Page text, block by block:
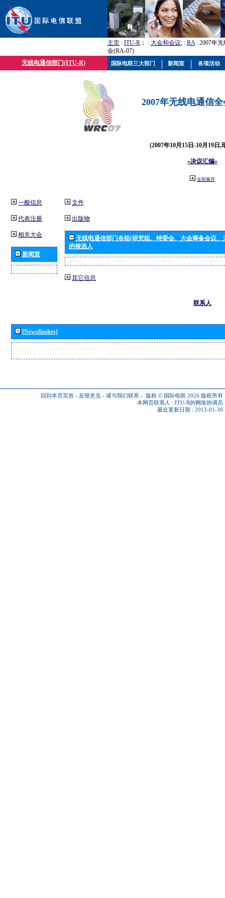
主页 : ITU-R ； : 大会和会议; : RA: 2007年
会(RA-07)
无线电通信部门(ITU-R)
2007年无线电通信
(2007年10月15日-10月19日,
«决议汇编»
全部展开
一般信息
代表注册
相关大会
新闻室
文件
出版物
无线电通信部门各组(研究组、特委会、大会筹备会议
的候选人
其它信息
联系人
[Newsflashes]
回到本页页首 - 反馈意见 - 请与我们联系 - 版权 © 国际电联 2026 版权所有
本网页联系人 : ITU-R的网络协调员
最近更新日期 : 2013-01-30
国际电联三大部门 新闻室 各项活动